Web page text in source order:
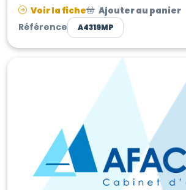
Voir la fiche Ajouter au panier
Référence A4319MP